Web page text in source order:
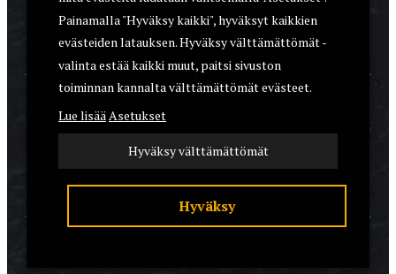
KOIRAT
YHTEYSTIEDOT
REKISTERISELOSTE
EVÄSTEET
Painamalla "Hyväksy kaikki", hyväksyt kaikkien
evästeiden latauksen. Hyväksy välttämättömät -
valinta estää kaikki muut, paitsi sivuston
toiminnan kannalta välttämättömät evästeet.
Lue lisääAsetukset
Hyväksy välttämättömät
Hyväksy